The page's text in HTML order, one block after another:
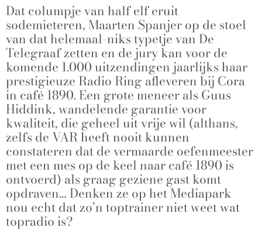
Dat columpje van half elf eruit
sodemieteren, Maarten Spanjer op de stoel
van dat helemaal-niks typetje van De
Telegraaf zetten en de jury kan voor de
komende 1.000 uitzendingen jaarlijks haar
prestigieuze Radio Ring afleveren bij Cora
in café 1890. Een grote meneer als Guus
Hiddink, wandelende garantie voor
kwaliteit, die geheel uit vrije wil (althans,
zelfs de VAR heeft nooit kunnen
constateren dat de vermaarde oefenmeester
met een mes op de keel naar café 1890 is
ontvoerd) als graag geziene gast komt
opdraven… Denken ze op het Mediapark
nou echt dat zo’n toptrainer niet weet wat
topradio is?